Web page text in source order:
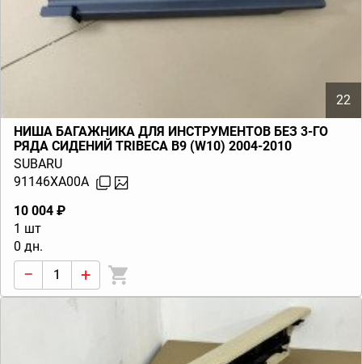
22
НИША БАГАЖНИКА ДЛЯ ИНСТРУМЕНТОВ БЕЗ 3-ГО
РЯДА СИДЕНИЙ TRIBECA B9 (W10) 2004-2010
SUBARU
91146XA00A
10 004 ₽
1 шт
0 дн.
− +